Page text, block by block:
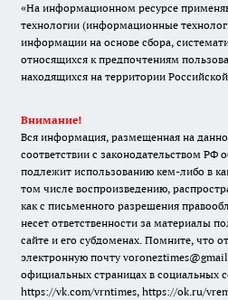
«На информационном ресурсе
технологии (информационные
информации на основе сбора,
относящихся к предпочтениям
находящихся на территории
Внимание!
Вся информация, размещенная на
соответствии с законодательством РФ
подлежит использованию кем-либо в
том числе воспроизведению,
как с письменного разрешения
несет ответственности за материалы
сайте и его субдоменах. Помните, что
электронную почту
официальных страницах в социальных
https://vk.com/vrntimes, https://ok.ru/